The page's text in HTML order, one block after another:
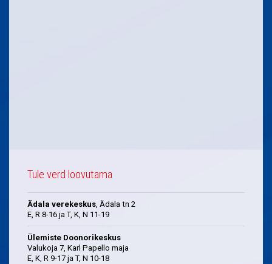
Tule verd loovutama
Ädala verekeskus, Ädala tn 2
E, R 8-16 ja T, K, N 11-19
Ülemiste Doonorikeskus
Valukoja 7, Karl Papello maja
E, K, R 9-17 ja T, N 10-18